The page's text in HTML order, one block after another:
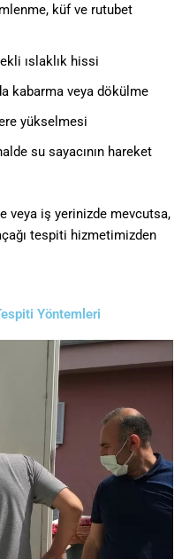
küf ve rutubet
ıslaklık hissi
kabarma veya dökülme
yükselmesi
su sayacının hareket
veya iş yerinizde mevcutsa,
tespiti hizmetimizden
Yöntemleri